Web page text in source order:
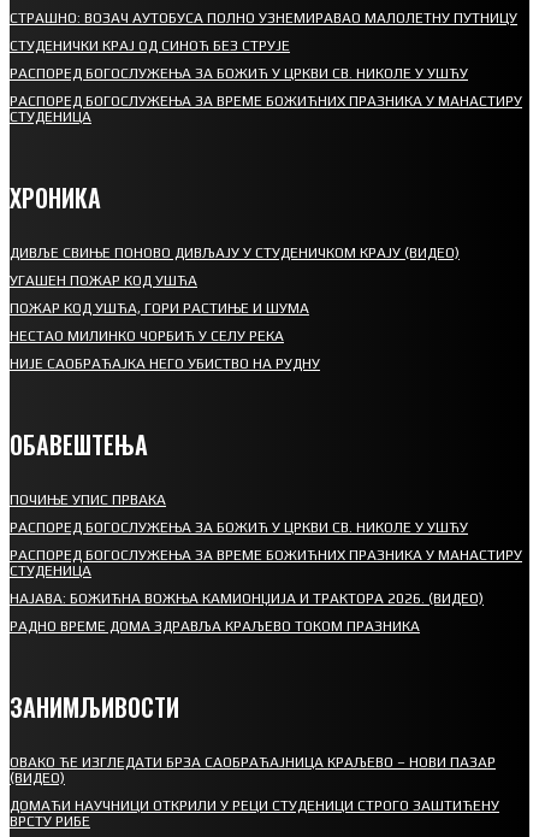
СТРАШНО: ВОЗАЧ АУТОБУСА ПОЛНО УЗНЕМИРАВАО МАЛОЛЕТНУ ПУТНИЦУ
СТУДЕНИЧКИ КРАЈ ОД СИНОЋ БЕЗ СТРУЈЕ
РАСПОРЕД БОГОСЛУЖЕЊА ЗА БОЖИЋ У ЦРКВИ СВ. НИКОЛЕ У УШЋУ
РАСПОРЕД БОГОСЛУЖЕЊА ЗА ВРЕМЕ БОЖИЋНИХ ПРАЗНИКА У МАНАСТИРУ
СТУДЕНИЦА
ХРОНИКА
ДИВЉЕ СВИЊЕ ПОНОВО ДИВЉАЈУ У СТУДЕНИЧКОМ КРАЈУ (ВИДЕО)
УГАШЕН ПОЖАР КОД УШЋА
ПОЖАР КОД УШЋА, ГОРИ РАСТИЊЕ И ШУМА
НЕСТАО МИЛИНКО ЧОРБИЋ У СЕЛУ РЕКА
НИЈЕ САОБРАЋАЈКА НЕГО УБИСТВО НА РУДНУ
ОБАВЕШТЕЊА
ПОЧИЊЕ УПИС ПРВАКА
РАСПОРЕД БОГОСЛУЖЕЊА ЗА БОЖИЋ У ЦРКВИ СВ. НИКОЛЕ У УШЋУ
РАСПОРЕД БОГОСЛУЖЕЊА ЗА ВРЕМЕ БОЖИЋНИХ ПРАЗНИКА У МАНАСТИРУ
СТУДЕНИЦА
НАЈАВА: БОЖИЋНА ВОЖЊА КАМИОНЏИЈА И ТРАКТОРА 2026. (ВИДЕО)
РАДНО ВРЕМЕ ДОМА ЗДРАВЉА КРАЉЕВО ТОКОМ ПРАЗНИКА
ЗАНИМЉИВОСТИ
ОВАКО ЋЕ ИЗГЛЕДАТИ БРЗА САОБРАЋАЈНИЦА КРАЉЕВО – НОВИ ПАЗАР
(ВИДЕО)
ДОМАЋИ НАУЧНИЦИ ОТКРИЛИ У РЕЦИ СТУДЕНИЦИ СТРОГО ЗАШТИЋЕНУ
ВРСТУ РИБЕ